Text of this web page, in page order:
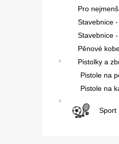
Pro
Stavebnice
Stavebnice
Pěnové
Pistolky a
Pistole na
Pistole na
Sport